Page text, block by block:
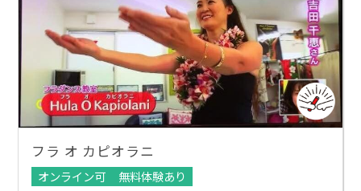
フラ オ カピオラニ
オンライン可
無料体験あり